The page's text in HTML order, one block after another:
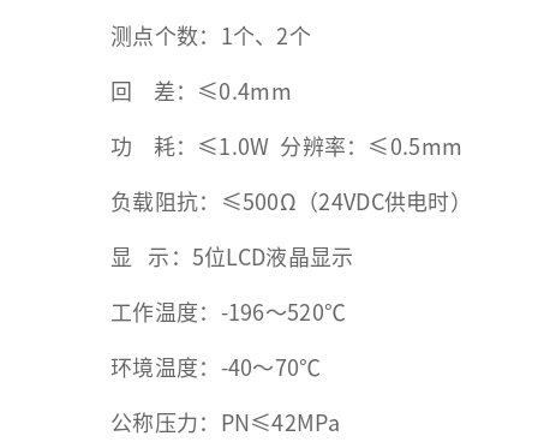
测点个数：1个、2个
回 差：≤0.4mm
功 耗：≤1.0W 分辨率：≤0.5mm
负载阻抗：≤500Ω（24VDC供电时）
显 示：5位LCD液晶显示
工作温度：-196～520℃
环境温度：-40～70℃
公称压力：PN≤42MPa